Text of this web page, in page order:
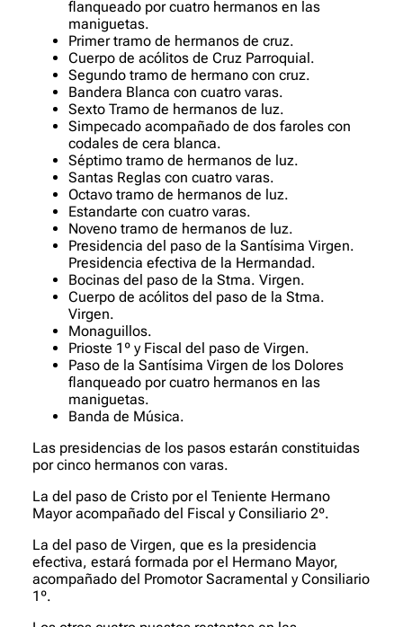
flanqueado por cuatro hermanos en las
maniguetas.
Primer tramo de hermanos de cruz.
Cuerpo de acólitos de Cruz Parroquial.
Segundo tramo de hermano con cruz.
Bandera Blanca con cuatro varas.
Sexto Tramo de hermanos de luz.
Simpecado acompañado de dos faroles con
codales de cera blanca.
Séptimo tramo de hermanos de luz.
Santas Reglas con cuatro varas.
Octavo tramo de hermanos de luz.
Estandarte con cuatro varas.
Noveno tramo de hermanos de luz.
Presidencia del paso de la Santísima Virgen.
Presidencia efectiva de la Hermandad.
Bocinas del paso de la Stma. Virgen.
Cuerpo de acólitos del paso de la Stma.
Virgen.
Monaguillos.
Prioste 1º y Fiscal del paso de Virgen.
Paso de la Santísima Virgen de los Dolores
flanqueado por cuatro hermanos en las
maniguetas.
Banda de Música.
Las presidencias de los pasos estarán constituidas
por cinco hermanos con varas.
La del paso de Cristo por el Teniente Hermano
Mayor acompañado del Fiscal y Consiliario 2º.
La del paso de Virgen, que es la presidencia
efectiva, estará formada por el Hermano Mayor,
acompañado del Promotor Sacramental y Consiliario
1º.